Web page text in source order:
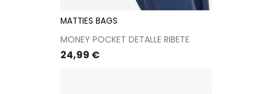
MATTIES BAGS
MONEY POCKET DETALLE RIBETE
Precio
24,99 €